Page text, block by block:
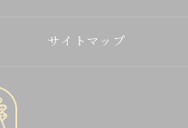
サイトマップ